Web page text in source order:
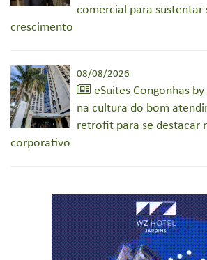
comercial para sustentar
crescimento
08/08/2026
eSuites Congonhas
na cultura do bom
retrofit para se destacar
corporativo